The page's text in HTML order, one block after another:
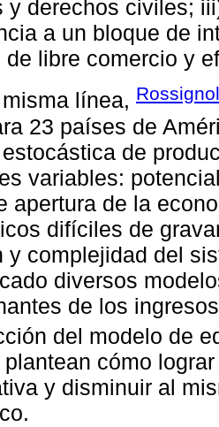
y derechos civiles;
a un bloque de
de libre comercio y
línea,
23 países de
de
variables:
apertura de la
difíciles de
y complejidad del
diversos
de los
del modelo de
cómo
y disminuir al